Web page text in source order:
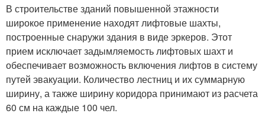
В строительстве зданий повышенной этажности
широкое применение находят лифтовые шахты,
построенные снаружи здания в виде эркеров. Этот
прием исключает задымляемость лифтовых шахт и
обеспечивает возможность включения лифтов в систему
путей эвакуации. Количество лестниц и их суммарную
ширину, а также ширину коридора принимают из расчета
60 см на каждые 100 чел.